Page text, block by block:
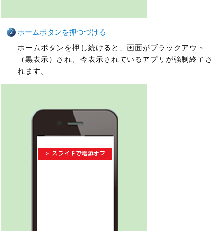
ホームボタンを押つづける
ホームボタンを押し続けると、画面がブラックアウト
（黒表示）され、今表示されているアプリが強制終了さ
れます。